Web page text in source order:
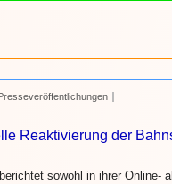
Reaktivierung der
sowohl in ihrer Online-